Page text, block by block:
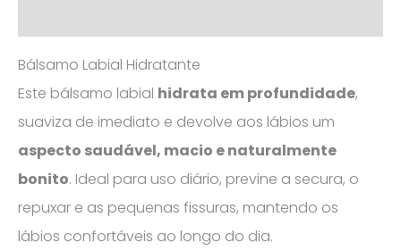
Bálsamo Labial Hidratante
Este bálsamo labial hidrata em profundidade,
suaviza de imediato e devolve aos lábios um
aspecto saudável, macio e naturalmente
bonito. Ideal para uso diário, previne a secura, o
repuxar e as pequenas fissuras, mantendo os
lábios confortáveis ao longo do dia.